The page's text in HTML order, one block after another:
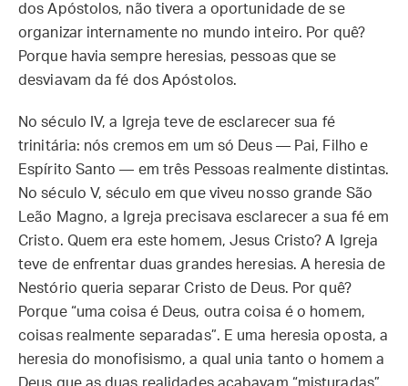
dos Apóstolos, não tivera a oportunidade de se
organizar internamente no mundo inteiro. Por quê?
Porque havia sempre heresias, pessoas que se
desviavam da fé dos Apóstolos.
No século IV, a Igreja teve de esclarecer sua fé
trinitária: nós cremos em um só Deus — Pai, Filho e
Espírito Santo — em três Pessoas realmente distintas.
No século V, século em que viveu nosso grande São
Leão Magno, a Igreja precisava esclarecer a sua fé em
Cristo. Quem era este homem, Jesus Cristo? A Igreja
teve de enfrentar duas grandes heresias. A heresia de
Nestório queria separar Cristo de Deus. Por quê?
Porque “uma coisa é Deus, outra coisa é o homem,
coisas realmente separadas”. E uma heresia oposta, a
heresia do monofisismo, a qual unia tanto o homem a